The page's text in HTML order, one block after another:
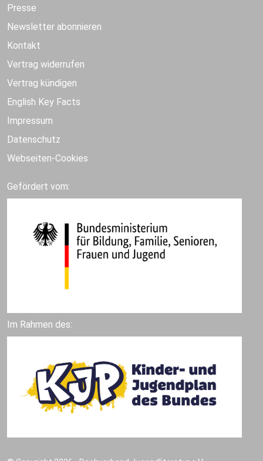
Presse
Newsletter abonnieren
Kontakt
Vertrag widerrufen
Vertrag kündigen
English Key Facts
Impressum
Datenschutz
Webseiten-Cookies
Gefördert vom:
Im Rahmen des: